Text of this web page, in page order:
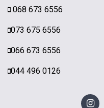
068 673 6556
073 675 6556
066 673 6556
044 496 0126